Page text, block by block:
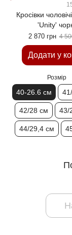
Кросівки
'Unity'
2 870 грн 4
Додати у
Розмір
40-26.6 см
42/28 см 43/
44/29,4 см